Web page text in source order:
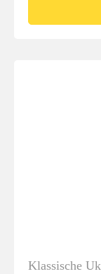
Klassische